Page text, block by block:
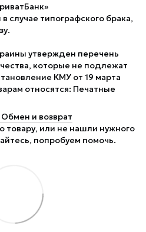
случае типографского брака,
утвержден перечень
которые не подлежат
КМУ от 19 марта
относятся: Печатные
и возврат
товару, или не нашли нужного
попробуем помочь.